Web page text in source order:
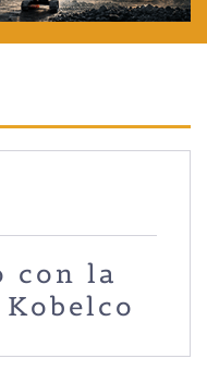
con la